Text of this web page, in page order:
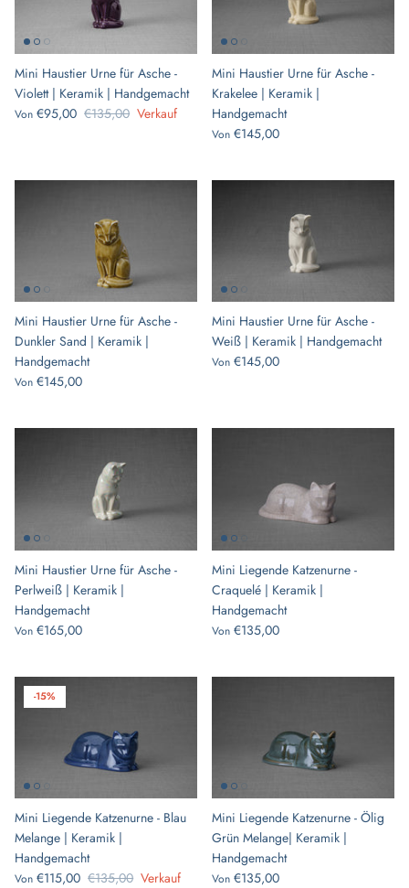
Mini Haustier Urne für Asche -
Violett | Keramik | Handgemacht
Von €95,00 €135,00 Verkauf
Mini Haustier Urne für Asche -
Krakelee | Keramik |
Handgemacht
Von €145,00
Mini Haustier Urne für Asche -
Dunkler Sand | Keramik |
Handgemacht
Von €145,00
Mini Haustier Urne für Asche -
Weiß | Keramik | Handgemacht
Von €145,00
Mini Haustier Urne für Asche -
Perlweiß | Keramik |
Handgemacht
Von €165,00
Mini Liegende Katzenurne -
Craquelé | Keramik |
Handgemacht
Von €135,00
-15%
Mini Liegende Katzenurne - Blau
Melange | Keramik |
Handgemacht
Von €115,00 €135,00 Verkauf
Mini Liegende Katzenurne - Ölig
Grün Melange| Keramik |
Handgemacht
Von €135,00